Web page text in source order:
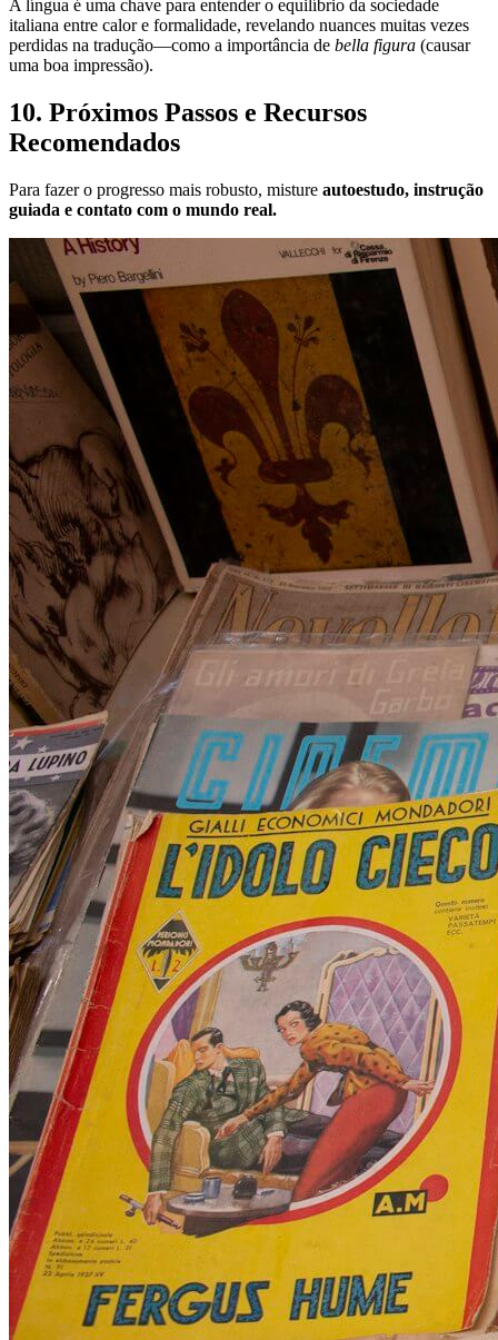
A língua é uma chave para entender o equilíbrio da sociedade
italiana entre calor e formalidade, revelando nuances muitas vezes
perdidas na tradução—como a importância de bella figura (causar
uma boa impressão).
10. Próximos Passos e Recursos
Recomendados
Para fazer o progresso mais robusto, misture autoestudo, instrução
guiada e contato com o mundo real.